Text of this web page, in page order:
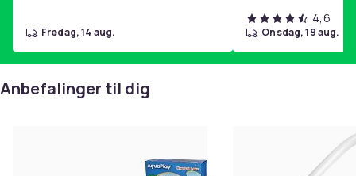
fredag, 14 aug.
4,6
onsdag, 19 aug.
Anbefalinger til dig